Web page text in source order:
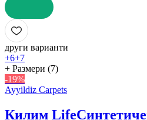
ДОБАВИ
други варианти
+6+7
+ Размери (7)
-19%
Ayyildiz Carpets
Килим Life